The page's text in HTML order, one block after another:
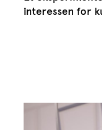
interessen for